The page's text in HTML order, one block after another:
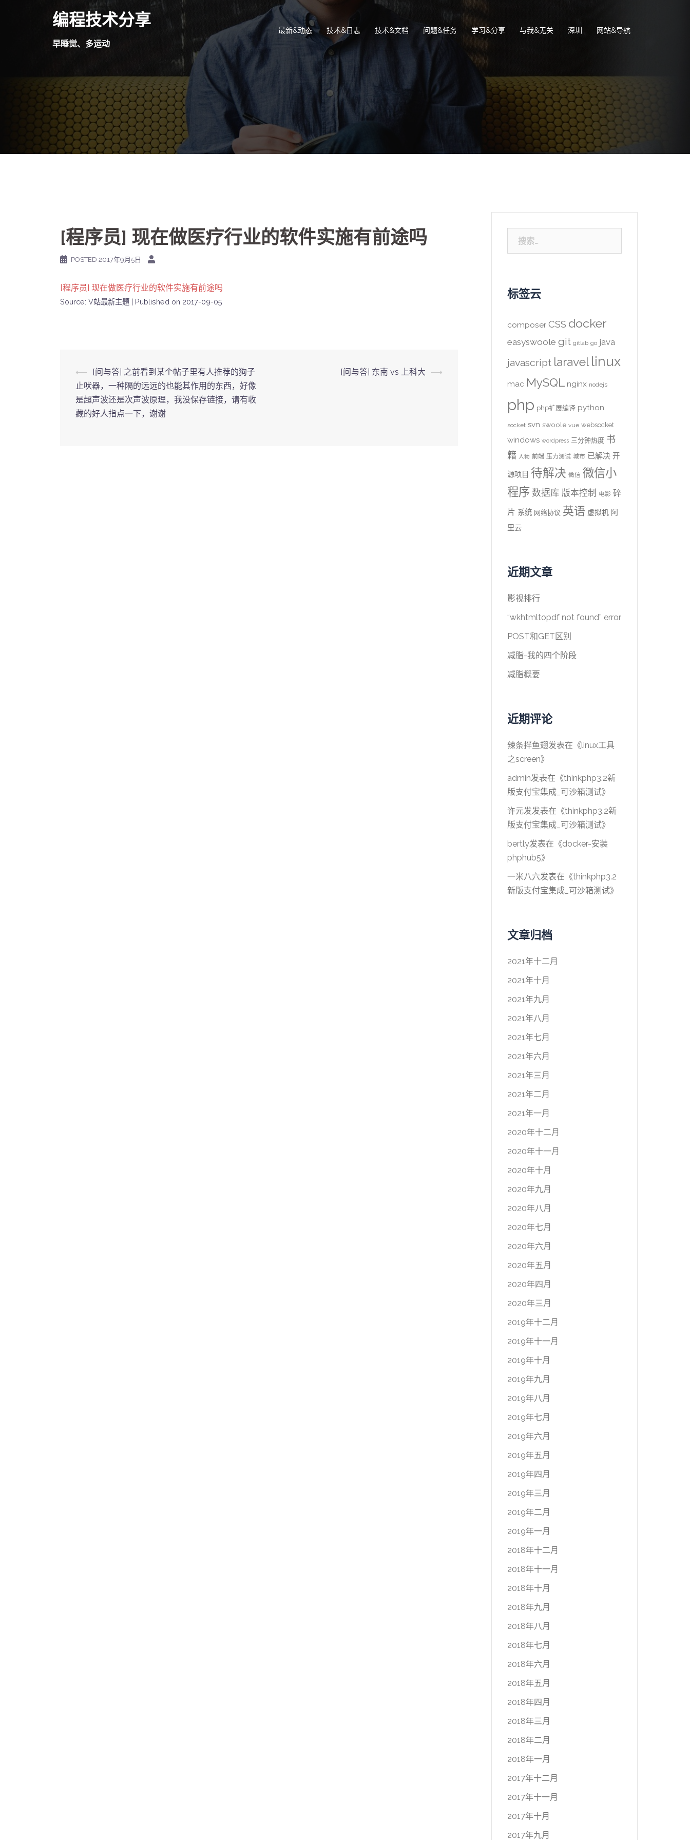
编程技术分享
早睡觉、多运动
最新&动态 技术&日志 技术&文档 问题&任务 学习&分享 与我&无关 深圳 网站&导航
[程序员] 现在做医疗行业的软件实施有前途吗
POSTED 2017年9月5日
[程序员] 现在做医疗行业的软件实施有前途吗
Source: V站最新主题 Published on 2017-09-05
Post
navigation
⟵
[问与答] 之前看到某个帖子里有人推荐的狗子
止吠器，一种隔的远远的也能其作用的东西，好像
是超声波还是次声波原理，我没保存链接，请有收
藏的好人指点一下，谢谢
[问与答] 东南 vs 上科大 ⟶
索：
标签云
composer CSS docker
easyswoole git gitlab go java
javascript laravel linux
mac MySQL nginx nodejs
php php扩展编译 python
socket svn swoole vue websocket
windows wordpress 三分钟热度 书
籍 人物 前端 压力测试 城市 已解决 开
源项目 待解决 微信 微信小
程序 数据库 版本控制 电影 碎
片 系统 网络协议 英语 虚拟机 阿
里云
近期文章
影视排行
“wkhtmltopdf not found” error
POST和GET区别
减脂-我的四个阶段
减脂概要
近期评论
辣条拌鱼翅发表在《linux工具
之screen》
admin发表在《thinkphp3.2新
版支付宝集成_可沙箱测试》
许元发发表在《thinkphp3.2新
版支付宝集成_可沙箱测试》
bertly发表在《docker-安装
phphub5》
一米八六发表在《thinkphp3.2
新版支付宝集成_可沙箱测试》
文章归档
2021年十二月
2021年十月
2021年九月
2021年八月
2021年七月
2021年六月
2021年三月
2021年二月
2021年一月
2020年十二月
2020年十一月
2020年十月
2020年九月
2020年八月
2020年七月
2020年六月
2020年五月
2020年四月
2020年三月
2019年十二月
2019年十一月
2019年十月
2019年九月
2019年八月
2019年七月
2019年六月
2019年五月
2019年四月
2019年三月
2019年二月
2019年一月
2018年十二月
2018年十一月
2018年十月
2018年九月
2018年八月
2018年七月
2018年六月
2018年五月
2018年四月
2018年三月
2018年二月
2018年一月
2017年十二月
2017年十一月
2017年十月
2017年九月